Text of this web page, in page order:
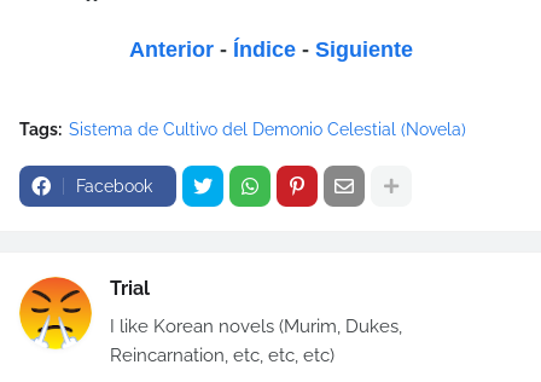
Anterior - Índice - Siguiente
Tags: Sistema de Cultivo del Demonio Celestial (Novela)
Facebook
Trial
I like Korean novels (Murim, Dukes,
Reincarnation, etc, etc, etc)